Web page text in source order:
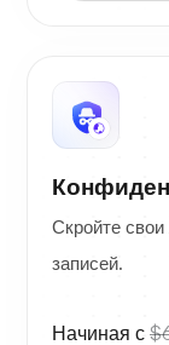
Скройте
записей.
Начиная с